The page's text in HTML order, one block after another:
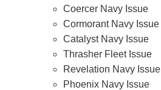
Coercer Navy Issue
Cormorant Navy Issue
Catalyst Navy Issue
Thrasher Fleet Issue
Revelation Navy Issue
Phoenix Navy Issue